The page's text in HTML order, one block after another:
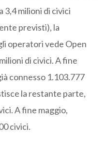
milioni di civici
previsti), la
operatori vede Open
di civici. A fine
connesso 1.103.777
la restante parte,
A fine maggio,
civici.